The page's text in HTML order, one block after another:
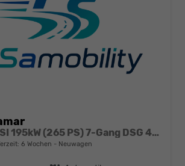
VZ (VZ) 2.0 TSI 195kW (265 PS) 7-Gang DSG 4Drive
6 Wochen Neuwagen